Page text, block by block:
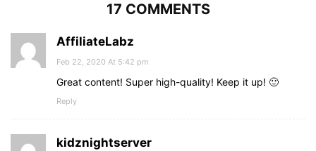
17 COMMENTS
AffiliateLabz
Feb 22, 2020 At 5:42 pm
Great content! Super high-quality! Keep it up! 🙂
Reply
kidznightserver